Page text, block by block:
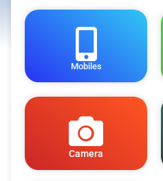
Mobiles
Camera